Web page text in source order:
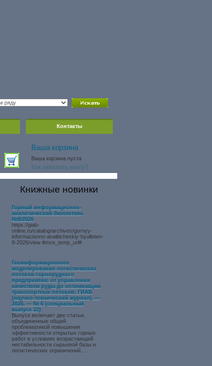
Контакты
Ваша корзина
Ваша корзина пуста
Как заказать книгу?
Книжные новинки
Горный информационно-
аналитический бюллетень
№8/2026
https://giab-
online.ru/catalog/archives/gornyy-
informacionno-analiticheskiy-byulleten-
8-2026/view #mce_temp_url#
Геоинформационное
моделирование логистических
потоков горнорудного
предприятия: от управления
качеством руды до оптимизации
транспортных потоков: ГИАБ
(научно-технический журнал). —
2026. — № 6 (специальный
выпуск 22)
Выпуск включает две статьи,
объединенные общей
проблематикой повышения
эффективности открытых горных
работ в условиях возрастающей
нестабильности сырьевой базы и
логистических ограничений....